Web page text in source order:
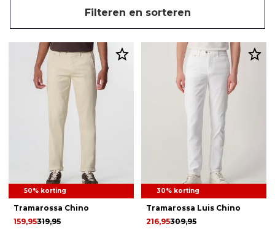
Filteren en sorteren
50% korting
Tramarossa Chino
319,95
159,95
30% korting
Tramarossa Luis Chino
309,95
216,95